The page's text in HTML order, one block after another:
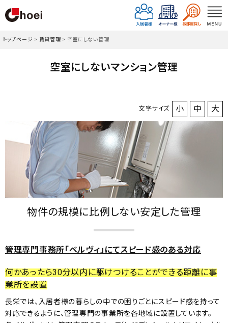
トップページ > 賃貸管理 > 空室にしない管理
空室にしないマンション管理
文字サイズ 小 中 大
物件の規模に比例しない安定した管理
管理専門事務所「ベルヴィ」にてスピード感のある対応
何かあったら30分以内に駆けつけることができる距離に事
業所を設置
長栄では、入居者様の暮らしの中での困りごとにスピード感を持って
対応できるように、管理専門の事業所を各地域に設置しています。